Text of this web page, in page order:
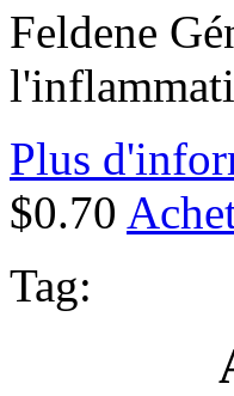
Feldene
Plus
$0.70
Tag: